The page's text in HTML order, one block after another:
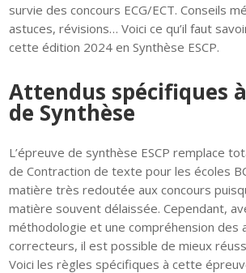
survie des concours ECG/ECT. Conseils
astuces, révisions… Voici ce qu’il faut
cette édition 2024 en Synthèse ESCP.
Attendus spécifiques
de Synthèse
L’épreuve de synthèse ESCP remplace
de Contraction de texte pour les écoles
matière très redoutée aux concours
matière souvent délaissée. Cependant,
méthodologie et une compréhension des
correcteurs, il est possible de mieux
Voici les règles spécifiques à cette